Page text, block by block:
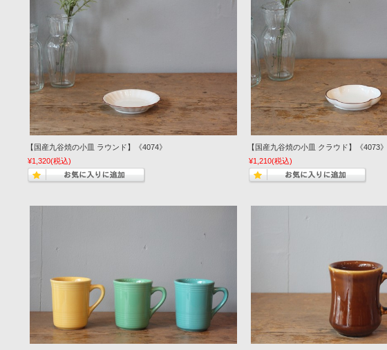
【国産九谷焼の小皿 ラウンド】《4074》
¥1,320(税込)
【国産九谷焼の小皿 クラウド】《4073》
¥1,210(税込)